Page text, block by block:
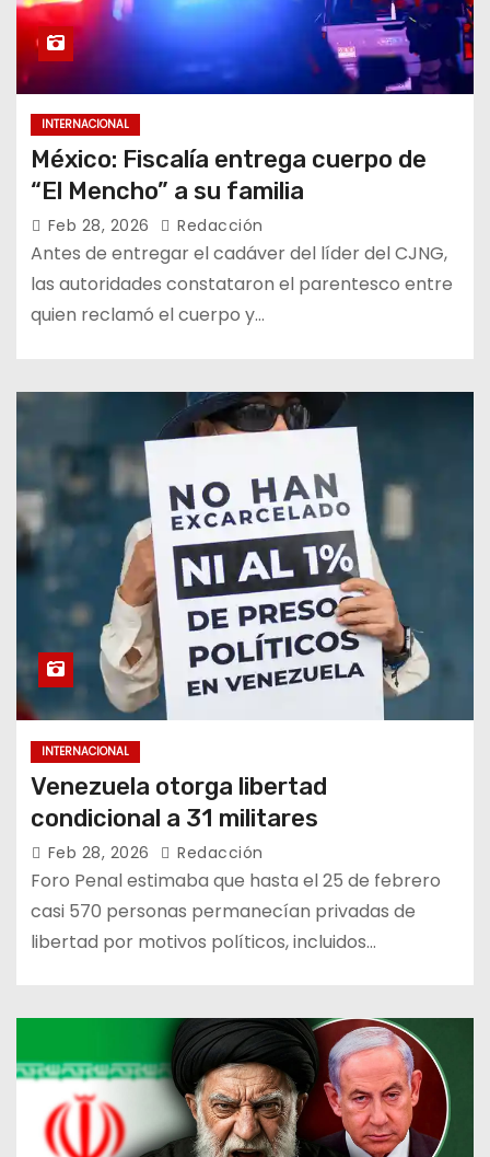
INTERNACIONAL
México: Fiscalía entrega cuerpo de
“El Mencho” a su familia
Feb 28, 2026 Redacción
Antes de entregar el cadáver del líder del CJNG,
las autoridades constataron el parentesco entre
quien reclamó el cuerpo y…
INTERNACIONAL
Venezuela otorga libertad
condicional a 31 militares
Feb 28, 2026 Redacción
Foro Penal estimaba que hasta el 25 de febrero
casi 570 personas permanecían privadas de
libertad por motivos políticos, incluidos…